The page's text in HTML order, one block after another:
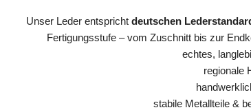
Unser Leder entspricht deutschen
Fertigungsstufe – vom Zuschnitt bis zur
echtes,
regionale
stabile Metallteile &